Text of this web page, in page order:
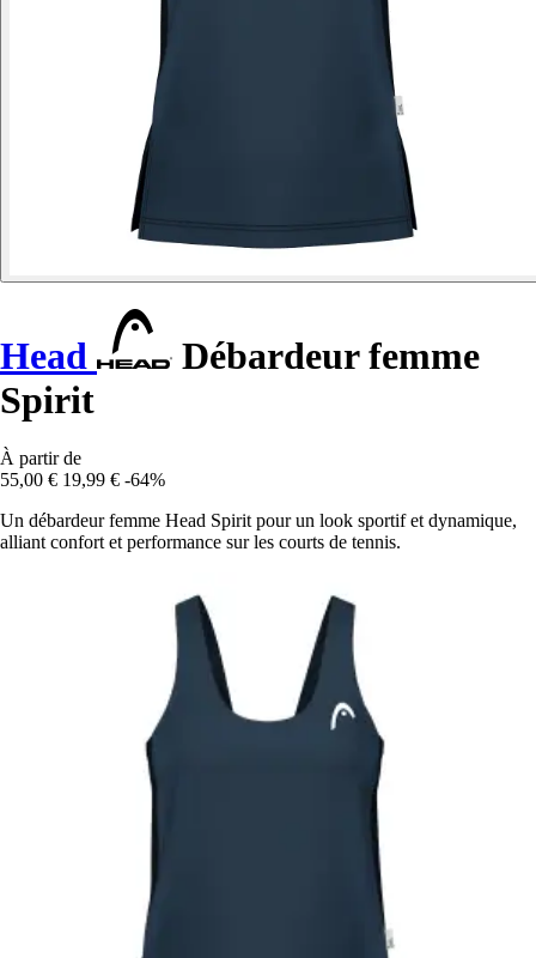
Head
Débardeur femme
Spirit
À partir de
55,00 € 19,99 € -64%
Un débardeur femme Head Spirit pour un look sportif et dynamique,
alliant confort et performance sur les courts de tennis.